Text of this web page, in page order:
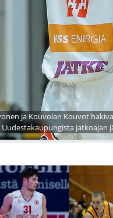
ja Kouvolan Kouvot
jatkoajan